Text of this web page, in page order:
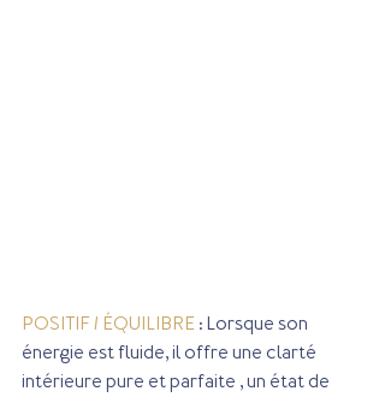
POSITIF / ÉQUILIBRE : Lorsque son
énergie est fluide, il offre une clarté
intérieure pure et parfaite , un état de